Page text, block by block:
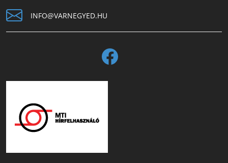
INFO@VARNEGYED.HU